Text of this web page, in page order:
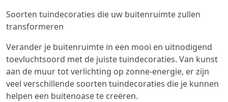
Soorten tuindecoraties die uw buitenruimte zullen
transformeren
Verander je buitenruimte in een mooi en uitnodigend
toevluchtsoord met de juiste tuindecoraties. Van kunst
aan de muur tot verlichting op zonne-energie, er zijn
veel verschillende soorten tuindecoraties die je kunnen
helpen een buitenoase te creëren.